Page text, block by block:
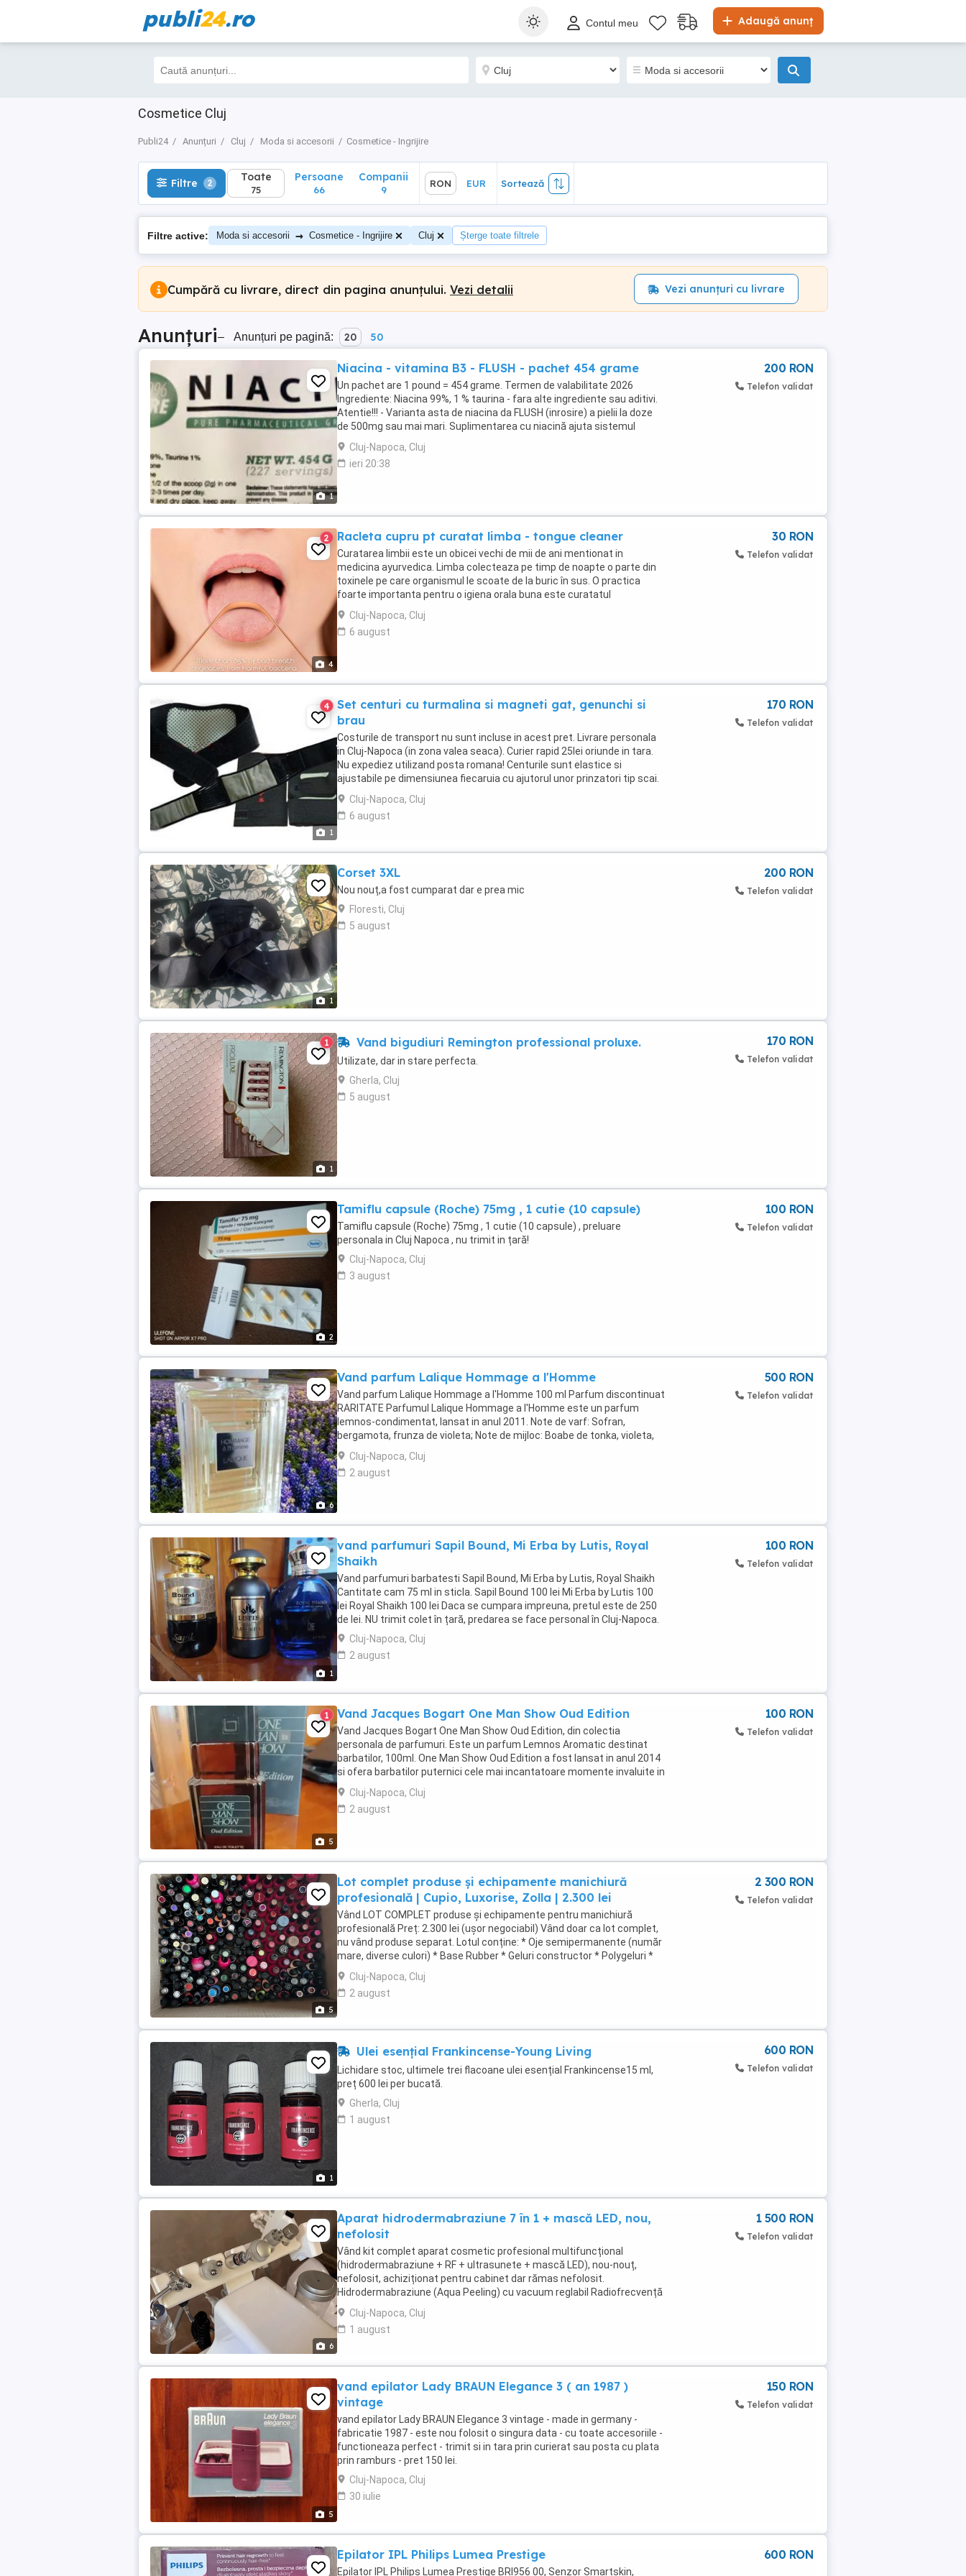
publi24.ro Adaugă anunț
Contul meu
Cosmetice Cluj
Publi24 Anunțuri Cluj Moda si accesorii Cosmetice - Ingrijire
Filtre 2 Toate
75
Sortează
Filtre 2 Toate
75
Persoane
66
Companii
9
RON EUR Sortează
Filtre active: Moda si accesorii → Cosmetice - Ingrijire Cluj Șterge toate filtrele
Cumpără cu livrare, direct din pagina anunțului. Vezi detalii Vezi anunțuri cu livrare
Anunțuri– Anunțuri pe pagină: 20 50
1
Niacina - vitamina B3 - FLUSH - pachet 454 grame
Un pachet are 1 pound = 454 grame. Termen de valabilitate 2026
Ingrediente: Niacina 99%, 1 % taurina - fara alte ingrediente sau aditivi.
Atentie!!! - Varianta asta de niacina da FLUSH (inrosire) a pielii la doze
de 500mg sau mai mari. Suplimentarea cu niacină ajuta sistemul
imunitar. Studiile arată ...
Cluj-Napoca, Cluj
ieri 20:38
200 RON
Telefon validat
4
2 Racleta cupru pt curatat limba - tongue cleaner
Curatarea limbii este un obicei vechi de mii de ani mentionat in
medicina ayurvedica. Limba colecteaza pe timp de noapte o parte din
toxinele pe care organismul le scoate de la buric în sus. O practica
foarte importanta pentru o igiena orala buna este curatatul
acumularilor de pe limba. Daca nu va curatati ...
Cluj-Napoca, Cluj
6 august
30 RON
Telefon validat
1
4
Set centuri cu turmalina si magneti gat, genunchi si
brau
Costurile de transport nu sunt incluse in acest pret. Livrare personala
in Cluj-Napoca (in zona valea seaca). Curier rapid 25lei oriunde in tara.
Nu expediez utilizand posta romana! Centurile sunt elastice si
ajustabile pe dimensiunea fiecaruia cu ajutorul unor prinzatori tip scai.
Ele au urmatoarele ...
Cluj-Napoca, Cluj
6 august
170 RON
Telefon validat
1
Corset 3XL
Nou nouț,a fost cumparat dar e prea mic
Floresti, Cluj
5 august
200 RON
Telefon validat
1
1 Vand bigudiuri Remington professional proluxe.
Utilizate, dar in stare perfecta.
Gherla, Cluj
5 august
170 RON
Telefon validat
2
Tamiflu capsule (Roche) 75mg , 1 cutie (10 capsule)
Tamiflu capsule (Roche) 75mg , 1 cutie (10 capsule) , preluare
personala in Cluj Napoca , nu trimit in țară!
Cluj-Napoca, Cluj
3 august
100 RON
Telefon validat
6
Vand parfum Lalique Hommage a l'Homme
Vand parfum Lalique Hommage a l'Homme 100 ml Parfum discontinuat
RARITATE Parfumul Lalique Hommage a l'Homme este un parfum
lemnos-condimentat, lansat in anul 2011. Note de varf: Sofran,
bergamota, frunza de violeta; Note de mijloc: Boabe de tonka, violeta,
piper; Note de baza: Mosc, lemn de Agar. Tel ...
Cluj-Napoca, Cluj
2 august
500 RON
Telefon validat
1
vand parfumuri Sapil Bound, Mi Erba by Lutis, Royal
Shaikh
Vand parfumuri barbatesti Sapil Bound, Mi Erba by Lutis, Royal Shaikh
Cantitate cam 75 ml in sticla. Sapil Bound 100 lei Mi Erba by Lutis 100
lei Royal Shaikh 100 lei Daca se cumpara impreuna, pretul este de 250
de lei. NU trimit colet în țară, predarea se face personal în Cluj-Napoca.
Cluj-Napoca, Cluj
2 august
100 RON
Telefon validat
5
1 Vand Jacques Bogart One Man Show Oud Edition
Vand Jacques Bogart One Man Show Oud Edition, din colectia
personala de parfumuri. Este un parfum Lemnos Aromatic destinat
barbatilor, 100ml. One Man Show Oud Edition a fost lansat in anul 2014
si ofera barbatilor puternici cele mai incantatoare momente invaluite in
aroma eleganta si persistenta. Note ...
Cluj-Napoca, Cluj
2 august
100 RON
Telefon validat
5
Lot complet produse și echipamente manichiură
profesională | Cupio, Luxorise, Zolla | 2.300 lei
Vând LOT COMPLET produse și echipamente pentru manichiură
profesională Preț: 2.300 lei (ușor negociabil) Vând doar ca lot complet,
nu vând produse separat. Lotul conține: * Oje semipermanente (număr
mare, diverse culori) * Base Rubber * Geluri constructor * Polygeluri *
Tipsuri reutilizabile * ...
Cluj-Napoca, Cluj
2 august
2 300 RON
Telefon validat
1
Ulei esențial Frankincense-Young Living
Lichidare stoc, ultimele trei flacoane ulei esențial Frankincense15 ml,
preț 600 lei per bucată.
Gherla, Cluj
1 august
600 RON
Telefon validat
6
Aparat hidrodermabraziune 7 în 1 + mască LED, nou,
nefolosit
Vând kit complet aparat cosmetic profesional multifuncțional
(hidrodermabraziune + RF + ultrasunete + mască LED), nou-nouț,
nefolosit, achiziționat pentru cabinet dar rămas nefolosit.
Hidrodermabraziune (Aqua Peeling) cu vacuum reglabil Radiofrecvență
monopolară multipolară Ultrasunete Spray cu apă ...
Cluj-Napoca, Cluj
1 august
1 500 RON
Telefon validat
5
vand epilator Lady BRAUN Elegance 3 ( an 1987 )
vintage
vand epilator Lady BRAUN Elegance 3 vintage - made in germany -
fabricatie 1987 - este nou folosit o singura data - cu toate accesoriile -
functioneaza perfect - trimit si in tara prin curierat sau posta cu plata
prin ramburs - pret 150 lei.
Cluj-Napoca, Cluj
30 iulie
150 RON
Telefon validat
Epilator IPL Philips Lumea Prestige
Epilator IPL Philips Lumea Prestige BRI956 00, Senzor Smartskin,
600 RON